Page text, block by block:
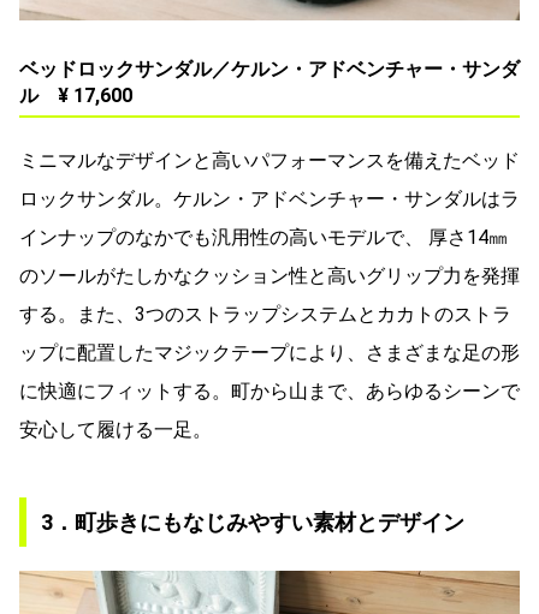
ベッドロックサンダル／ケルン・アドベンチャー・サンダ
ル ¥ 17,600
ミニマルなデザインと高いパフォーマンスを備えたベッド
ロックサンダル。ケルン・アドベンチャー・サンダルはラ
インナップのなかでも汎用性の高いモデルで、 厚さ14㎜
のソールがたしかなクッション性と高いグリップ力を発揮
する。また、3つのストラップシステムとカカトのストラ
ップに配置したマジックテープにより、さまざまな足の形
に快適にフィットする。町から山まで、あらゆるシーンで
安心して履ける一足。
3．町歩きにもなじみやすい素材とデザイン